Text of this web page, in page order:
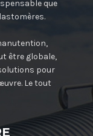
que
être globale,
pour
Le tout